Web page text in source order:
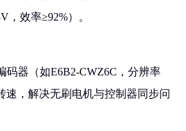
，效率≥92%）。
码器（如E6B2-CWZ6C，分辨率
速，解决无刷电机与控制器同步问